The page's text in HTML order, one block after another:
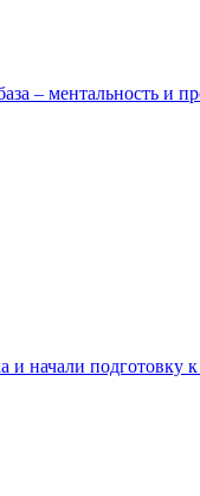
– ментальность и
начали подготовку